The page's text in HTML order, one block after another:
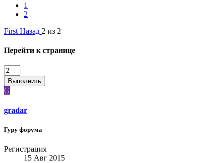
1
2
First Назад 2 из 2
Перейти к странице
Выполнить
G
gradar
Гуру форума
Регистрация
15 Авг 2015